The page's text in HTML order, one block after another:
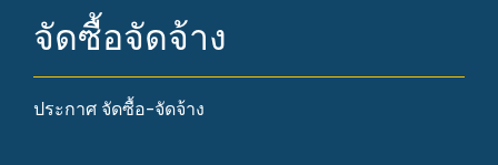
จัดซื้อจัดจ้าง
ประกาศ จัดซื้อ-จัดจ้าง